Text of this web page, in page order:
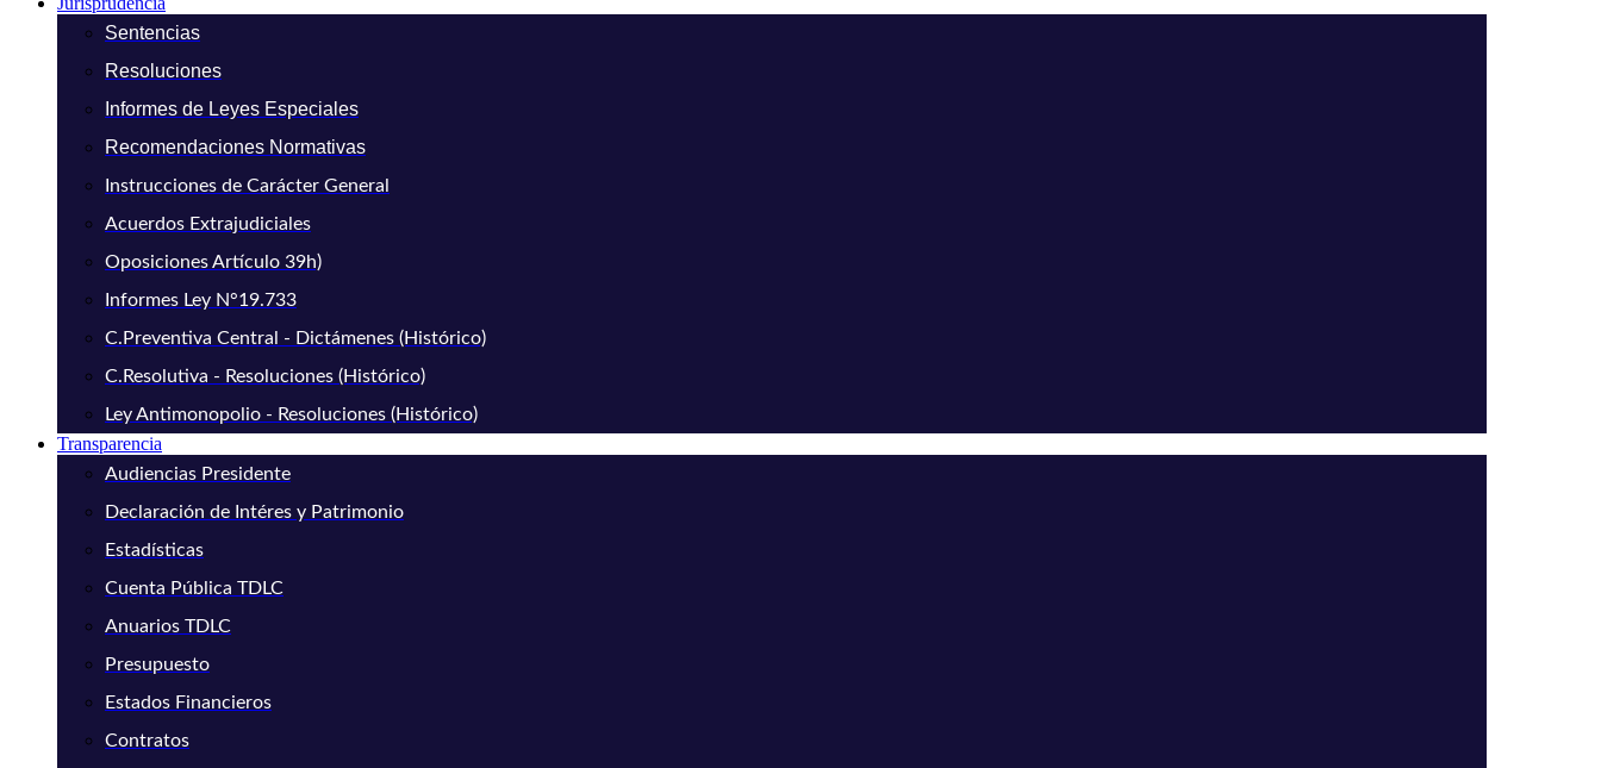
Sentencias
Resoluciones
Informes de Leyes Especiales
Recomendaciones Normativas
Instrucciones de Carácter General
Acuerdos Extrajudiciales
Oposiciones Artículo 39h)
Informes Ley N°19.733
C.Preventiva Central - Dictámenes (Histórico)
C.Resolutiva - Resoluciones (Histórico)
Ley Antimonopolio - Resoluciones (Histórico)
Transparencia
Audiencias Presidente
Declaración de Intéres y Patrimonio
Estadísticas
Cuenta Pública TDLC
Anuarios TDLC
Presupuesto
Estados Financieros
Contratos